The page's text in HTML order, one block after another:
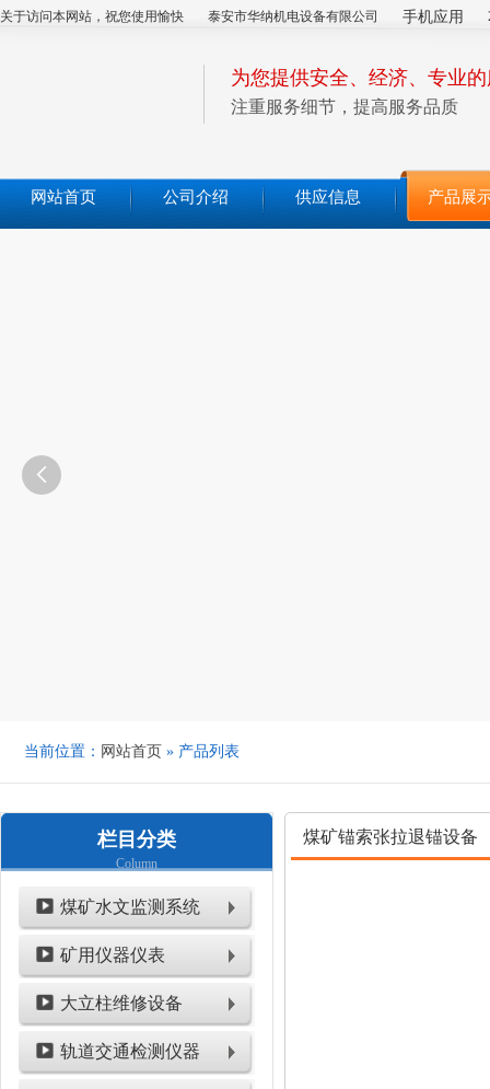
关于访问本网站，祝您使用愉快 泰安市华纳机电设备有限公司 手机应用
为您提供安全、经济、专业
注重服务细节，提高服务品质
网站首页 公司介绍 供应信息 产品展

当前位置： 网站首页 » 产品列表
栏目分类
Column
煤矿水文监测系统
矿用仪器仪表
大立柱维修设备
轨道交通检测仪器
煤矿锚索张拉退锚设备